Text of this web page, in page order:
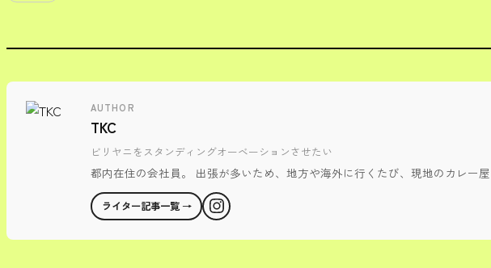
AUTHOR
TKC
ビリヤニをスタンディングオーベーションさせたい
都内在住の会社員。 出張が多いため、地方や海外に行くたび、現地のカレー
ライター記事一覧 →